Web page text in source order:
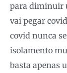
para diminuir
vai pegar
covid nunca
isolamento
basta apenas